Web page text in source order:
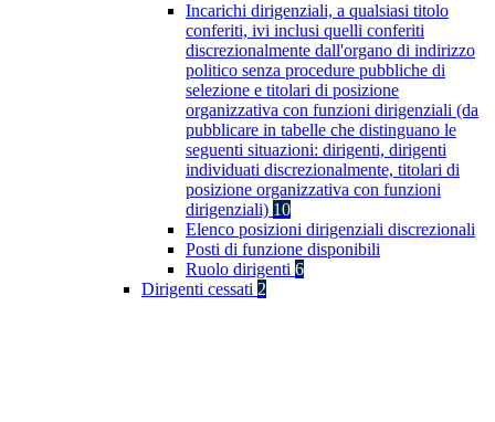
Incarichi dirigenziali, a qualsiasi titolo
conferiti, ivi inclusi quelli conferiti
discrezionalmente dall'organo di indirizzo
politico senza procedure pubbliche di
selezione e titolari di posizione
organizzativa con funzioni dirigenziali (da
pubblicare in tabelle che distinguano le
seguenti situazioni: dirigenti, dirigenti
individuati discrezionalmente, titolari di
posizione organizzativa con funzioni
dirigenziali) 10
Elenco posizioni dirigenziali discrezionali
Posti di funzione disponibili
Ruolo dirigenti 6
Dirigenti cessati 2